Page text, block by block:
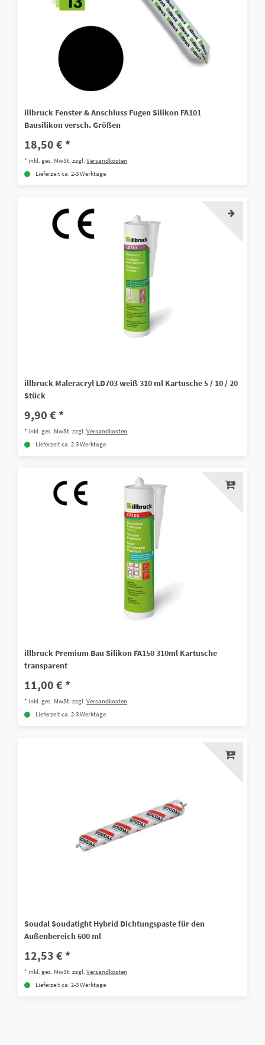
illbruck Fenster & Anschluss Fugen Silikon FA101
Bausilikon versch. Größen
18,50 € *
*inkl. ges. MwSt. zzgl.Versandkosten
Lieferzeit ca. 2-3 Werktage
illbruck Maleracryl LD703 weiß 310 ml Kartusche 5 / 10 / 20
Stück
9,90 € *
*inkl. ges. MwSt. zzgl.Versandkosten
Lieferzeit ca. 2-3 Werktage
illbruck Premium Bau Silikon FA150 310ml Kartusche
transparent
11,00 € *
*inkl. ges. MwSt. zzgl.Versandkosten
Lieferzeit ca. 2-3 Werktage
Soudal Soudatight Hybrid Dichtungspaste für den
Außenbereich 600 ml
12,53 € *
*inkl. ges. MwSt. zzgl.Versandkosten
Lieferzeit ca. 2-3 Werktage